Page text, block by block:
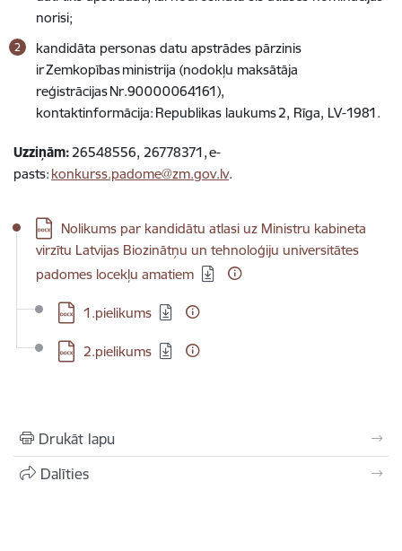
norisi;
kandidāta personas datu apstrādes pārzinis
ir Zemkopības ministrija (nodokļu maksātāja
reģistrācijas Nr.90000064161),
kontaktinformācija: Republikas laukums 2, Rīga, LV-1981.
Uzziņām:26548556, 26778371,e-
pasts: konkurss.padome@zm.gov.lv.
Lejupielādēt:
Nolikums par kandidātu atlasi uz Ministru kabineta
virzītu Latvijas Biozinātņu un tehnoloģiju universitātes
padomes locekļu amatiem
Lejupielādēt:
1.pielikums
Lejupielādēt:
2.pielikums
Drukāt lapu
Dalīties